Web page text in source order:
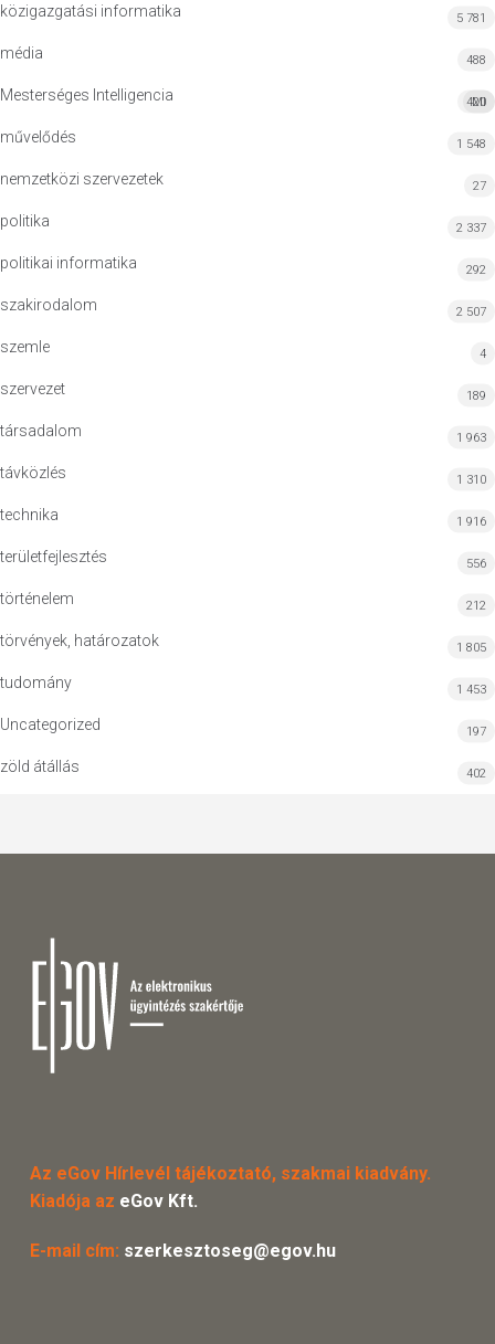
közigazgatási informatika 5 781
média 488
Mesterséges Intelligencia MI
420
művelődés 1 548
nemzetközi szervezetek 27
politika 2 337
politikai informatika 292
szakirodalom 2 507
szemle 4
szervezet 189
társadalom 1 963
távközlés 1 310
technika 1 916
területfejlesztés 556
történelem 212
törvények, határozatok 1 805
tudomány 1 453
Uncategorized 197
zöld átállás 402
Az eGov Hírlevél tájékoztató, szakmai kiadvány.
Kiadója az eGov Kft.
E-mail cím: szerkesztoseg@egov.hu